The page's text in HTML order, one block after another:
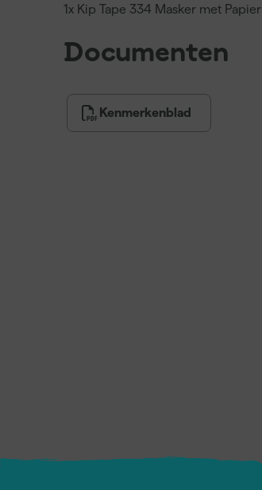
1x Kip Tape 334 Masker met Papier
Documenten
Kenmerkenblad